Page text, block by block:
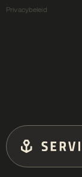
Privacybeleid